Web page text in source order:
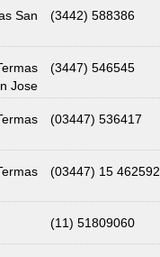
San
(3442) 588386
Jose
(3447) 546545
(03447) 536417
(03447) 15 462592
(11) 51809060‬